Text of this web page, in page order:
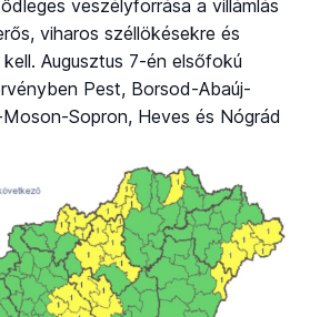
veszélyforrása a villámlás
viharos széllökésekre és
Augusztus 7-én elsőfokú
Pest, Borsod-Abaúj-
Moson-Sopron, Heves és Nógrád